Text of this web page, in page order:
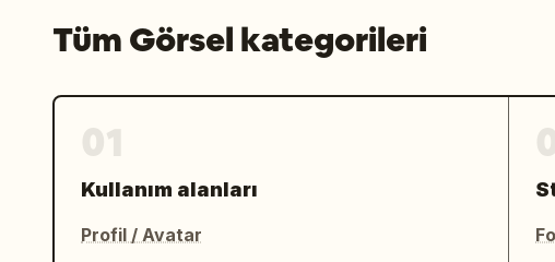
Tüm Görsel kategorileri
Kullanım alanları
Profil / Avatar